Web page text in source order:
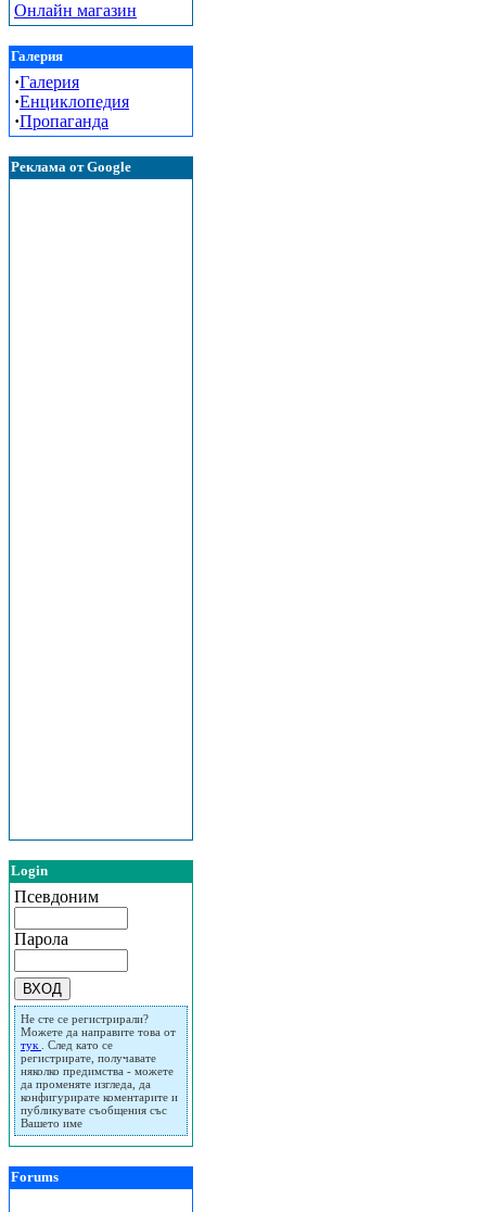
Онлайн магазин
Галерия
·Галерия
·Енциклопедия
·Пропаганда
Реклама от Google
Login
Псевдоним
Парола
Не сте се регистрирали?
Можете да направите това от
тук
. След като се
регистрирате, получавате
няколко предимства - можете
да променяте изгледа, да
конфигурирате коментарите и
публикувате съобщения със
Вашето име
Forums